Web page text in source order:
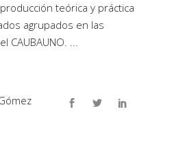
teórica y práctica
agrupados en las
CAUBAUNO.